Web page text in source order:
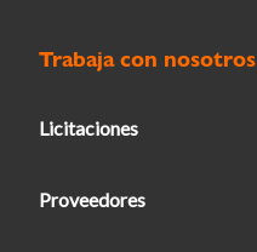
Trabaja con nosotros
Licitaciones
Proveedores